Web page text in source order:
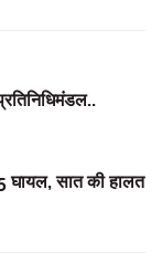
घायल, सात की हालत